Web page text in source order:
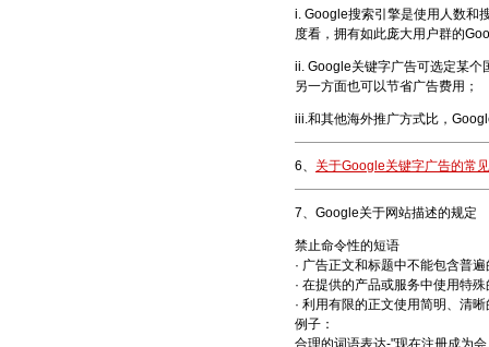
i. Google搜索引擎是使用人数和
度看，拥有如此庞大用户群的
ii. Google关键字广告可选定某个
另一方面也可以节省广告费用；
iii.和其他海外推广方式比，
6、 关于Google关键字广告的常
7、Google关于网站描述的规定
禁止命令性的短语
· 广告正文和标题中不能包含普
· 在提供的产品或服务中使用特
· 利用有限的正文使用简明、清
例子：
合理的词语表达-"现在注册成为